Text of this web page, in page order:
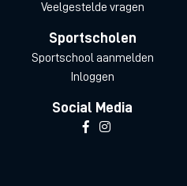
Veelgestelde vragen
Sportscholen
Sportschool aanmelden
Inloggen
Social Media